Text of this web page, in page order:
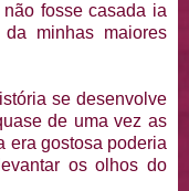
fosse casada ia
minhas maiores
se desenvolve
de uma vez as
era gostosa poderia
os olhos do